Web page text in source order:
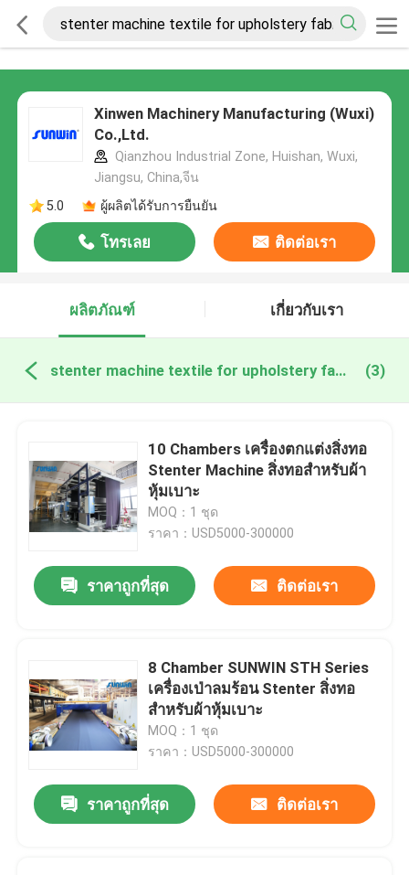
Xinwen Machinery Manufacturing (Wuxi)
Co.,Ltd.
Qianzhou Industrial Zone, Huishan, Wuxi,
Jiangsu, China,จีน
5.0
ผู้ผลิตได้รับการยืนยัน
โทรเลย ติดต่อเรา
ผลิตภัณฑ์ เกี่ยวกับเรา
stenter machine textile for upholstery fabric ผลิตออนไลน์ (3)
10 Chambers เครื่องตกแต่งสิ่งทอ
Stenter Machine สิ่งทอสำหรับผ้า
หุ้มเบาะ
MOQ：1 ชุด
ราคา：USD5000-300000
ราคาถูกที่สุด ติดต่อเรา
8 Chamber SUNWIN STH Series
เครื่องเป่าลมร้อน Stenter สิ่งทอ
สำหรับผ้าหุ้มเบาะ
MOQ：1 ชุด
ราคา：USD5000-300000
ราคาถูกที่สุด ติดต่อเรา